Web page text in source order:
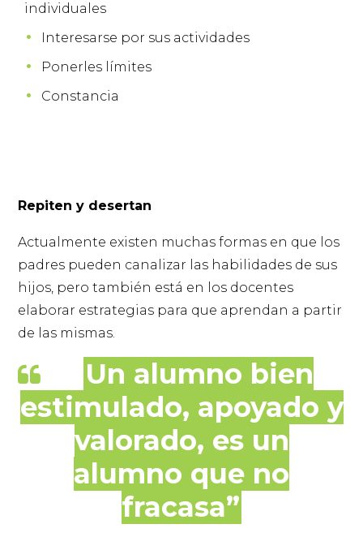
individuales
Interesarse por sus actividades
Ponerles límites
Constancia
Repiten y desertan
Actualmente existen muchas formas en que los
padres pueden canalizar las habilidades de sus
hijos, pero también está en los docentes
elaborar estrategias para que aprendan a partir
de las mismas.
Un alumno bien
estimulado, apoyado y
valorado, es un
alumno que no
fracasa”